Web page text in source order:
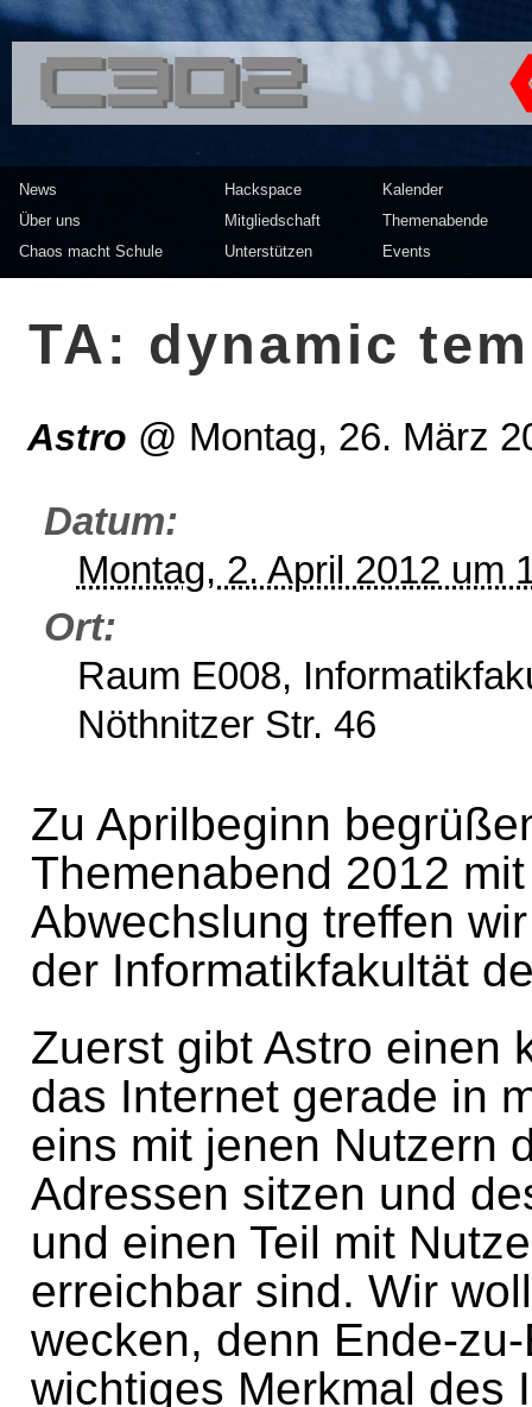
<<</>> Chaos Computer
News
Über uns
Chaos macht Schule
Hackspace
Mitgliedschaft
Unterstützen
Kalender
Themenabende
Events
TA: dynamic
Astro @ Montag, 26. März
Datum
Montag, 2. April 2012 um
Ort
Raum E008,
Nöthnitzer Str. 46
Zu Aprilbeginn
Themenabend 2012
Abwechslung treffen
der Informatikfakultät
Zuerst gibt Astro einen
das Internet gerade in
eins mit jenen Nutzern
Adressen sitzen und
und einen Teil mit
erreichbar sind. Wir
wecken, denn Ende-
wichtiges Merkmal des